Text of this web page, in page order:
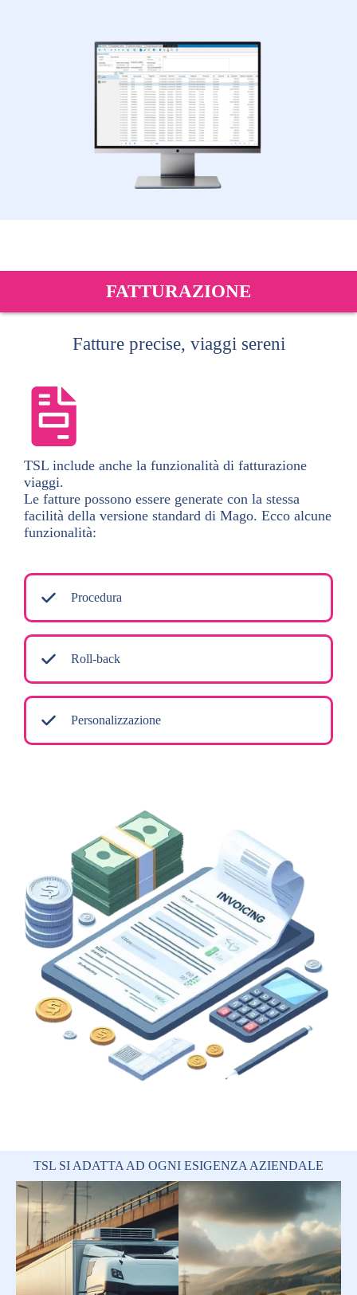
FATTURAZIONE
Fatture precise, viaggi sereni
TSL include anche la funzionalità di fatturazione
viaggi.
Le fatture possono essere generate con la stessa
facilità della versione standard di Mago. Ecco alcune
funzionalità:
Procedura
Roll-back
Personalizzazione
TSL SI ADATTA AD OGNI ESIGENZA AZIENDALE